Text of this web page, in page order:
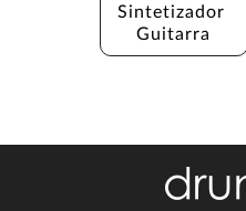
Sintetizador
Guitarra